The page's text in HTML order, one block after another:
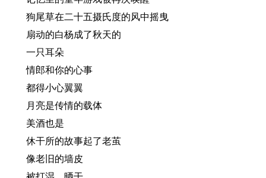
狗尾草在二十五摄氏度的风中摇曳
扇动的白杨成了秋天的
一只耳朵
情郎和你的心事
都得小心翼翼
月亮是传情的载体
美酒也是
休干所的故事起了老茧
像老旧的墙皮